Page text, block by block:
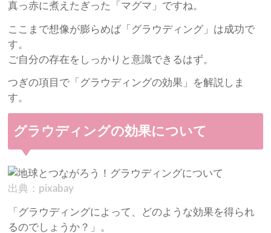
真っ赤に煮えたぎった「マグマ」ですね。
ここまで想像が膨らめば「グラウディング」は成功で
す。
ご自分の存在をしっかりと意識できるはず。
つぎの項目で「グラウディングの効果」を解説しま
す。
グラウディングの効果について
出典：pixabay
「グラウディングによって、どのような効果を得られ
るのでしょうか？」。